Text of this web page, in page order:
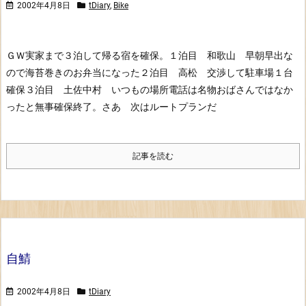
2002年4月8日 tDiary, Bike
ＧＷ実家まで３泊して帰る宿を確保。
１泊目 和歌山 早朝早出な
ので海苔巻きのお弁当になった ２泊目 高松 交渉して駐車場１台
確保３泊目 土佐中村 いつもの場所電話は名物おばさんではなか
ったと無事確保終了。さあ 次はルートプランだ
記事を読む
自鯖
2002年4月8日 tDiary